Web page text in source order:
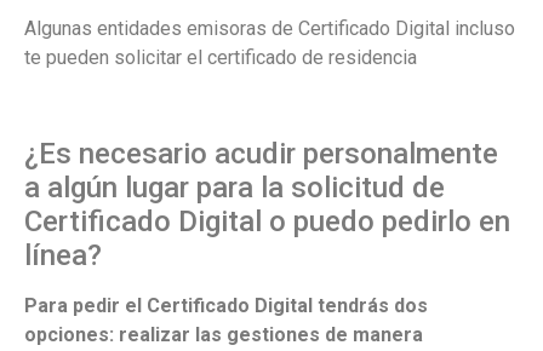
Algunas entidades emisoras de Certificado Digital incluso
te pueden solicitar el certificado de residencia
¿Es necesario acudir personalmente
a algún lugar para la solicitud de
Certificado Digital o puedo pedirlo en
línea?
Para pedir el Certificado Digital tendrás dos
opciones: realizar las gestiones de manera